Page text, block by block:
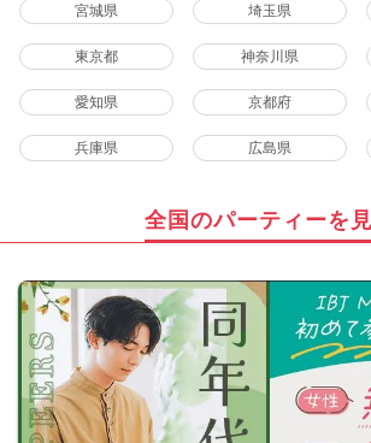
宮城県 埼玉県
東京都 神奈川県
愛知県 京都府
兵庫県 広島県
全国のパーティーを